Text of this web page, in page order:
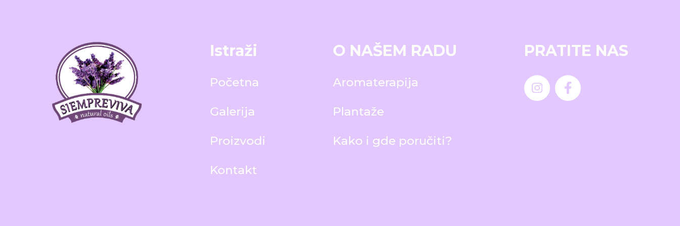
Istraži
Početna
Galerija
Proizvodi
Kontakt
O NAŠEM RADU
Aromaterapija
Plantaže
Kako i gde poručiti?
PRATITE NAS